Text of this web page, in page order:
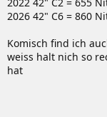
2022 42" C2 = 655
2026 42" C6 = 860
Komisch find ich
weiss halt nich so
hat